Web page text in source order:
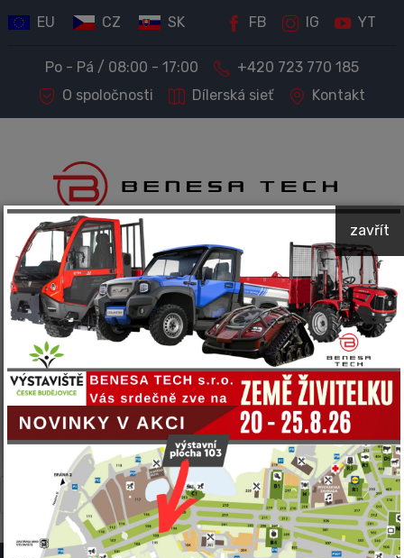
EU CZ SK
Po - Pá / 08:00 - 17:00
+420 723 770 185
O spoločnosti
Dílerská sieť Kontakt
FB IG YT
PREDAJ STROJOV A TECHNIKY
Kompletný servis a príslušenstvo
Spoločnosť BENESA TECH predáva a ponúka servis
nasledujúcich značiek:
CARON CNF GYRU-STAR
MULTIONE NEGRI BIO
TWINCA VF-VENIERI ZANON
zavřít